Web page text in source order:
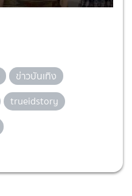
ข่าวบันเทิง
trueidstory